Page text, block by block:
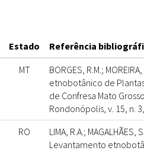
Estado Referência
MT
BORGES, R.M.;
etnobotânico de
de Confresa Mato
Rondonópolis, v. 15, n.
RO
LIMA, R.A.; MAGALHÃES,
Levantamento